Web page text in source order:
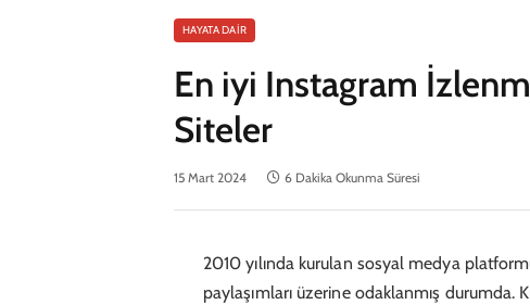
HAYATA DAIR
En iyi Instagram
Siteler
15 Mart 2024 6 Dakika Okunma Süresi
2010 yılında kurulan sosyal medya
paylaşımları üzerine odaklanmış durumda.